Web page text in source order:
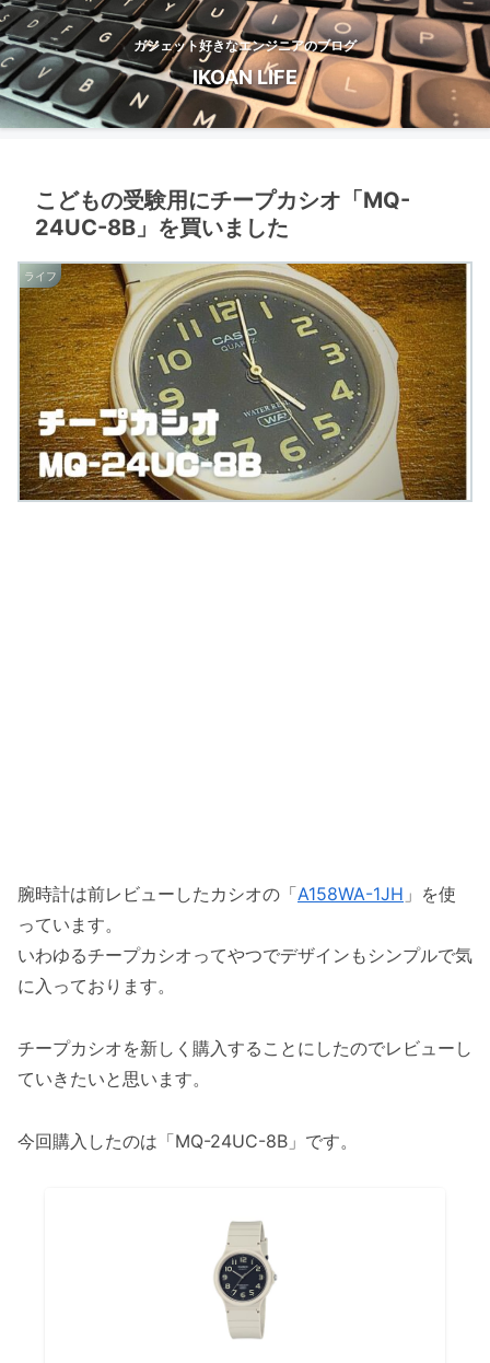
ガジェット好きなエンジニアのブログ
IKOAN LIFE
こどもの受験用にチープカシオ「MQ-
24UC-8B」を買いました
ライフ
腕時計は前レビューしたカシオの「A158WA-1JH 」を使
っています。
いわゆるチープカシオってやつでデザインもシンプルで気
に入っております。
チープカシオを新しく購入することにしたのでレビューし
ていきたいと思います。
今回購入したのは「MQ-24UC-8B」です。